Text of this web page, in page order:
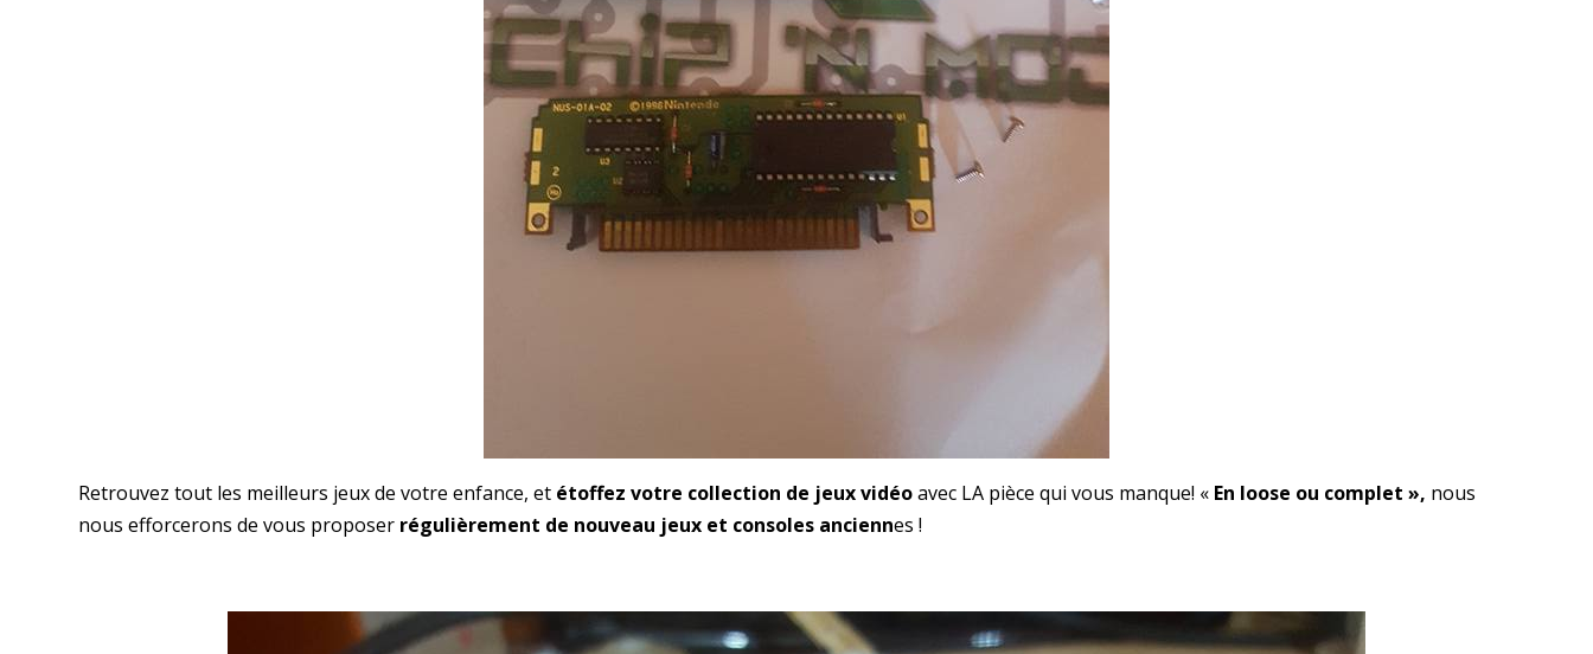
Retrouvez tout les meilleurs jeux de votre enfance, et étoffez votre collection de jeux vidéoavec LA pièce qui vous manque! « En loose ou complet », nous
nous efforcerons de vous proposer régulièrement de nouveau jeux et consoles anciennes !